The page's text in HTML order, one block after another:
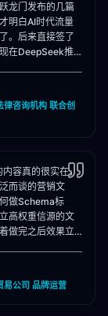
龙门发布的几篇
明白AI时代流量
。后来直接签了
在DeepSeek推
升惊人！"
律咨询机构 联合创
容真的很实在，
而谈的营销文
做Schema标
高权重信源的文
做完之后效果立
倍！"
易公司 品牌运营